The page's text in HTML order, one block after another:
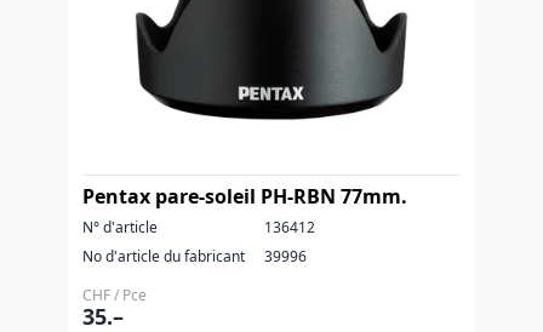
Pentax pare-soleil PH-RBN 77mm.
N° d'article
136412
No d'article du fabricant
39996
CHF / Pce
35.–